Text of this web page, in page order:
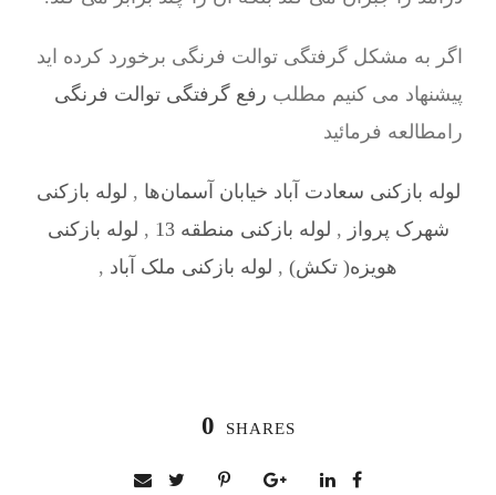
اگر به مشکل گرفتگی توالت فرنگی برخورد کرده اید
پیشنهاد می کنیم مطلب رفع گرفتگی توالت فرنگی
رامطالعه فرمائید
لوله بازکنی سعادت آباد خیابان آسمان‌ها , لوله بازکنی
شهرک پرواز , لوله بازکنی منطقه 13 , لوله بازکنی
هویزه( تکش) , لوله بازکنی ملک آباد ,
0 SHARES